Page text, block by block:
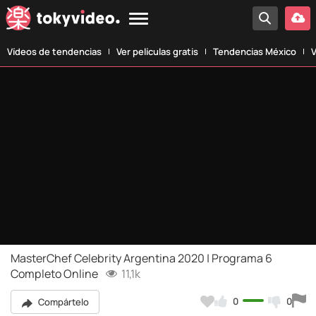
Vídeos de tendencias Ver películas gratis Tendencias México
MasterChef Celebrity Argentina 2020 | Programa 6
Completo Online
11,1k
Compártelo 0 0